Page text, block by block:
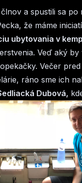
a spustili sa
že máme
ubytovania v
Veď aký
Večer
ráno sme ich
Dubová,